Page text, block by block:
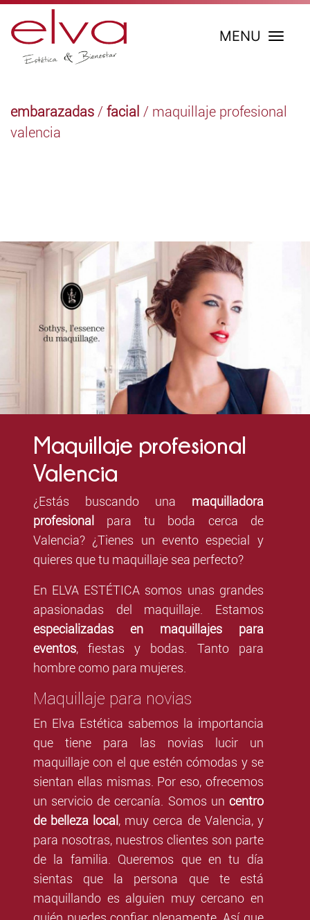
MENU
embarazadas / facial / maquillaje profesional
valencia
Maquillaje profesional
Valencia
¿Estás buscando una maquilladora
profesional para tu boda cerca de
Valencia? ¿Tienes un evento especial y
quieres que tu maquillaje sea perfecto?
En ELVA ESTÉTICA somos unas grandes
apasionadas del maquillaje. Estamos
especializadas en maquillajes para
eventos, fiestas y bodas. Tanto para
hombre como para mujeres.
Maquillaje para novias
En Elva Estética sabemos la importancia
que tiene para las novias lucir un
maquillaje con el que estén cómodas y se
sientan ellas mismas. Por eso, ofrecemos
un servicio de cercanía. Somos un centro
de belleza local , muy cerca de Valencia, y
para nosotras, nuestros clientes son parte
de la familia. Queremos que en tu día
sientas que la persona que te está
maquillando es alguien muy cercano en